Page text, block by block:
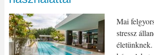
Mai
stressz